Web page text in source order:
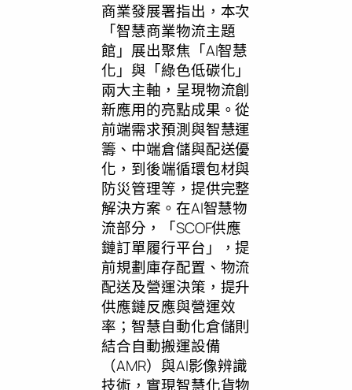
商業發展署指出，本次
「智慧商業物流主題
館」展出聚焦「AI智慧
化」與「綠色低碳化」
兩大主軸，呈現物流創
新應用的亮點成果。從
前端需求預測與智慧運
籌、中端倉儲與配送優
化，到後端循環包材與
防災管理等，提供完整
解決方案。在AI智慧物
流部分，「SCOF供應
鏈訂單履行平台」，提
前規劃庫存配置、物流
配送及營運決策，提升
供應鏈反應與營運效
率；智慧自動化倉儲則
結合自動搬運設備
（AMR）與AI影像辨識
技術，實現智慧化貨物